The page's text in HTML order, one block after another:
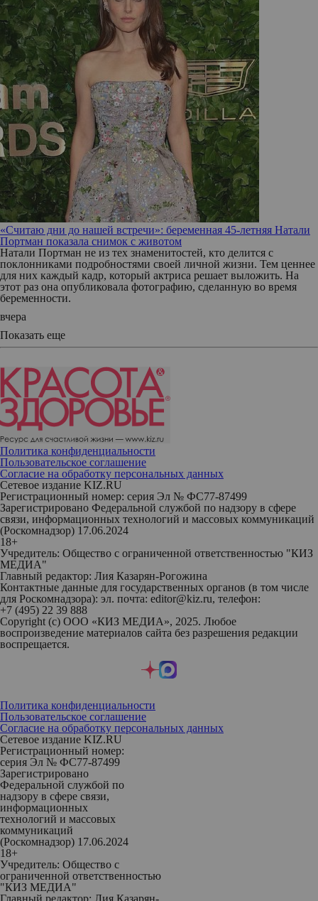
«Считаю дни до нашей встречи»: беременная 45-летняя Натали
Портман показала снимок с животом
Натали Портман не из тех знаменитостей, кто делится с
поклонниками подробностями своей личной жизни. Тем ценнее
для них каждый кадр, который актриса решает выложить. На
этот раз она опубликовала фотографию, сделанную во время
беременности.
вчера
Показать еще
Политика конфиденциальности
Пользовательское соглашение
Согласие на обработку персональных данных
Сетевое издание KIZ.RU
Регистрационный номер: серия Эл № ФС77-87499
Зарегистрировано Федеральной службой по надзору в сфере
связи, информационных технологий и массовых коммуникаций
(Роскомнадзор) 17.06.2024
18+
Учредитель: Общество с ограниченной ответственностью "КИЗ
МЕДИА"
Главный редактор: Лия Казарян-Рогожина
Контактные данные для государственных органов (в том числе
для Роскомнадзора): эл. почта: editor@kiz.ru, телефон:
+7 (495) 22 39 888
Copyright (с) ООО «КИЗ МЕДИА», 2025. Любое
воспроизведение материалов сайта без разрешения редакции
воспрещается.
Политика конфиденциальности
Пользовательское соглашение
Согласие на обработку персональных данных
Сетевое издание KIZ.RU
Регистрационный номер:
серия Эл № ФС77-87499
Зарегистрировано
Федеральной службой по
надзору в сфере связи,
информационных
технологий и массовых
коммуникаций
(Роскомнадзор) 17.06.2024
18+
Учредитель: Общество с
ограниченной ответственностью
"КИЗ МЕДИА"
Главный редактор: Лия Казарян-